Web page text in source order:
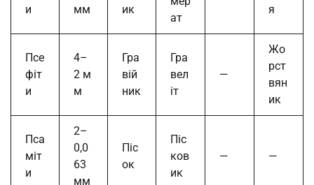
и
мм
ик
ат
я
Псе
фіт
и
4–
2 м
м
Гра
вій
ник
Гра
вел
іт
—
Жо
рст
вян
ик
Пса
міт
и
2–
0,0
63
мм
Піс
ок
Піс
ков
ик
— —